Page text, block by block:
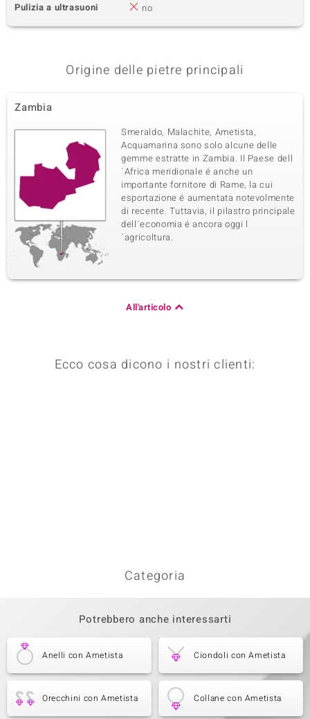
Pulizia a ultrasuoni no
Origine delle pietre principali
Zambia
Smeraldo, Malachite, Ametista,
Acquamarina sono solo alcune delle
gemme estratte in Zambia. Il Paese dell
´Africa meridionale é anche un
importante fornitore di Rame, la cui
esportazione é aumentata notevolmente
di recente. Tuttavia, il pilastro principale
dell´economia é ancora oggi l
´agricoltura.
All'articolo
Ecco cosa dicono i nostri clienti:
Categoria
Potrebbero anche interessarti
Anelli con Ametista Ciondoli con Ametista
Orecchini con Ametista Collane con Ametista